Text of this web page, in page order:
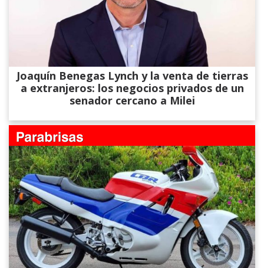
Joaquín Benegas Lynch y la venta de tierras
a extranjeros: los negocios privados de un
senador cercano a Milei